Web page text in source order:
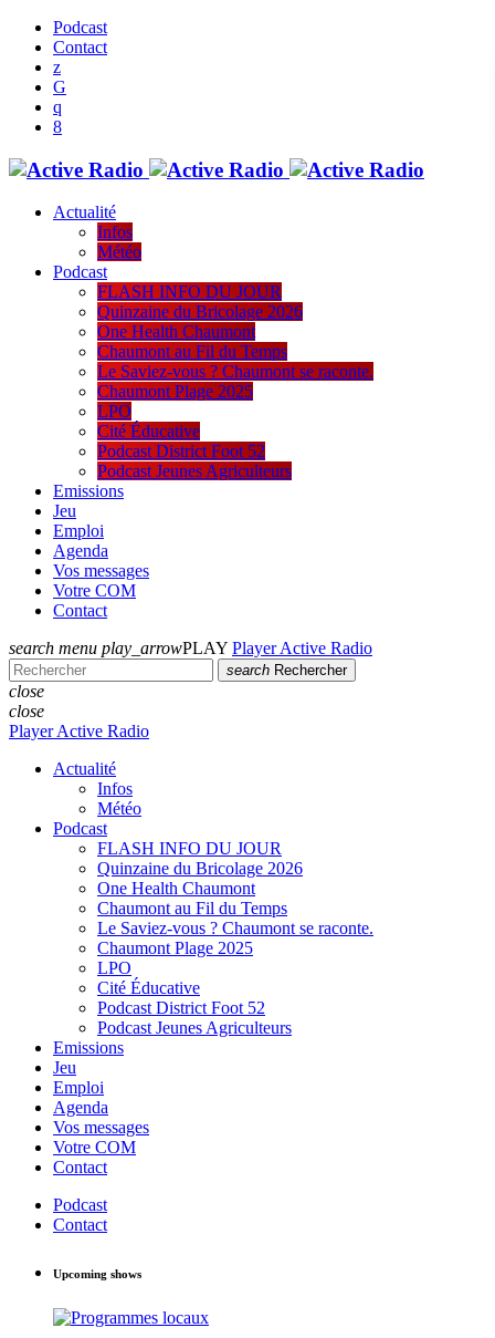
Podcast
Contact
Actualité
Infos
Météo
Podcast
FLASH INFO DU JOUR
Quinzaine du Bricolage 2026
One Health Chaumont
Chaumont au Fil du Temps
Le Saviez-vous ? Chaumont se raconte.
Chaumont Plage 2025
LPO
Cité Éducative
Podcast District Foot 52
Podcast Jeunes Agriculteurs
Emissions
Jeu
Emploi
Agenda
Vos messages
Votre COM
Contact
search menu play_arrowPLAY Player Active Radio
search Rechercher
close
close
Player Active Radio
Actualité
Infos
Météo
Podcast
FLASH INFO DU JOUR
Quinzaine du Bricolage 2026
One Health Chaumont
Chaumont au Fil du Temps
Le Saviez-vous ? Chaumont se raconte.
Chaumont Plage 2025
LPO
Cité Éducative
Podcast District Foot 52
Podcast Jeunes Agriculteurs
Emissions
Jeu
Emploi
Agenda
Vos messages
Votre COM
Contact
Podcast
Contact
Upcoming shows